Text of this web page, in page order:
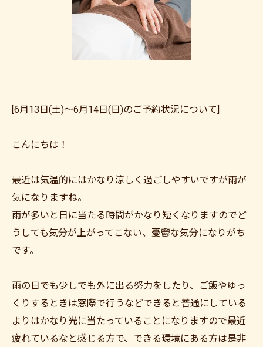
[6月13日(土)～6月14日(日)のご予約状況について]
こんにちは！
最近は気温的にはかなり涼しく過ごしやすいですが雨が
気になりますね。
雨が多いと日に当たる時間がかなり短くなりますのでど
うしても気分が上がってこない、憂鬱な気分になりがち
です。
雨の日でも少しでも外に出る努力をしたり、ご飯やゆっ
くりするときは窓際で行うなどできると普通にしている
よりはかなり光に当たっていることになりますので最近
疲れているなと感じる方で、できる環境にある方は是非